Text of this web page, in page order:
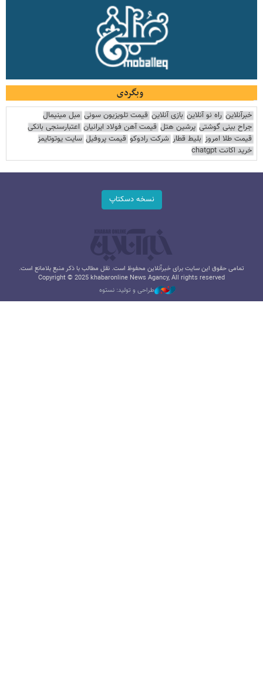
وبگردی
خبرآنلاین راه نو آنلاین بازی آنلاین قیمت تلویزیون سونی مبل مینیمال
جراح بینی گوشتی پرشین هتل قیمت آهن فولاد ایرانیان اعتبارسنجی بانکی
قیمت طلا امروز بلیط قطار شرکت رادوکو قیمت پروفیل سایت یوتوتایمز
خرید اکانت chatgpt
نسخه دسکتاپ
تمامی حقوق این سایت برای خبرآنلاین محفوظ است. نقل مطالب با ذکر منبع بلامانع است.
Copyright © 2025 khabaronline News Agancy, All rights reserved
طراحی و تولید: نستوه